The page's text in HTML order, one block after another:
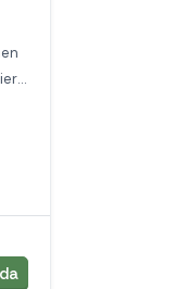
alloggio